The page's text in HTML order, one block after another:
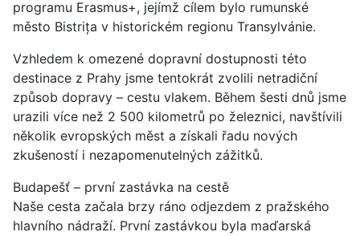
programu Erasmus+, jejímž cílem bylo rumunské
město Bistrița v historickém regionu Transylvánie.
Vzhledem k omezené dopravní dostupnosti této
destinace z Prahy jsme tentokrát zvolili netradiční
způsob dopravy – cestu vlakem. Během šesti dnů jsme
urazili více než 2 500 kilometrů po železnici, navštívili
několik evropských měst a získali řadu nových
zkušeností i nezapomenutelných zážitků.
Budapešť – první zastávka na cestě
Naše cesta začala brzy ráno odjezdem z pražského
hlavního nádraží. První zastávkou byla maďarská